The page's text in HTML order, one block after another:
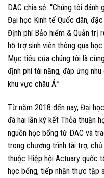
DAC chia sẻ: “Chúng tôi
Đại học Kinh tế Quốc dân,
Định phí Bảo hiểm & Quản trị
hỗ trợ sinh viên thông qua
Mục tiêu của chúng tôi là
định phí tài năng, đáp ứng
khu vực châu Á.”
Từ năm 2018 đến nay, Đại
đã hai lần ký kết Thỏa thuận
nguồn học bổng từ DAC và
trong chương trình tài trợ,
thuộc Hiệp hội Actuary quốc
học bổng, tiếp nhận thực tập